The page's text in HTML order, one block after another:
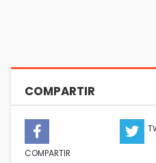
COMPARTIR
COMPARTIR